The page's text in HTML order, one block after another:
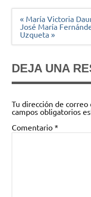
Navegación
de
entradas
« María Victoria
José María
Uzqueta »
DEJA UNA
Tu dirección de correo
campos obligatorios
Comentario *